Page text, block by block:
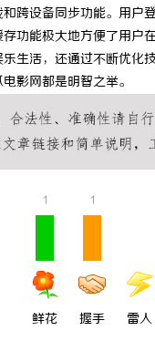
跨设备同步功能。用
功能极大地方便了用户
生活，还通过不断优
影网都是明智之举。
1
鲜花
1
握手 雷人
不买SEM广告、不发天
小企业怎么靠GEO让AI